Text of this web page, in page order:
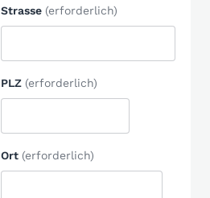
Strasse (erforderlich)
PLZ (erforderlich)
Ort (erforderlich)